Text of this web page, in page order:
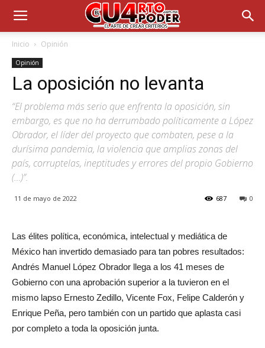
Inicio Opinión
Opinión
La oposición no levanta
“El problema más serio que enfrenta la oposición, sin
embargo, es que no ha derrumbado políticamente a López
Obrador, el líder del proyecto que combaten, pese a la
durísima pandemia, la violencia que amplias zonas del
país, corruptelas, ineptitudes y errores del propio Gobierno
(…)”.
11 de mayo de 2022 0
687
Las élites política, económica, intelectual y mediática de
México han invertido demasiado para tan pobres resultados:
Andrés Manuel López Obrador llega a los 41 meses de
Gobierno con una aprobación superior a la tuvieron en el
mismo lapso Ernesto Zedillo, Vicente Fox, Felipe Calderón y
Enrique Peña, pero también con un partido que aplasta casi
por completo a toda la oposición junta.